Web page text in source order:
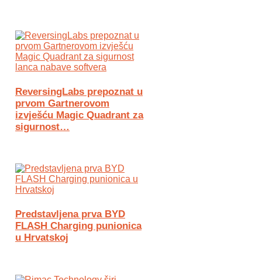
ReversingLabs prepoznat u
prvom Gartnerovom
izvješću Magic Quadrant za
sigurnost…
Predstavljena prva BYD
FLASH Charging punionica
u Hrvatskoj